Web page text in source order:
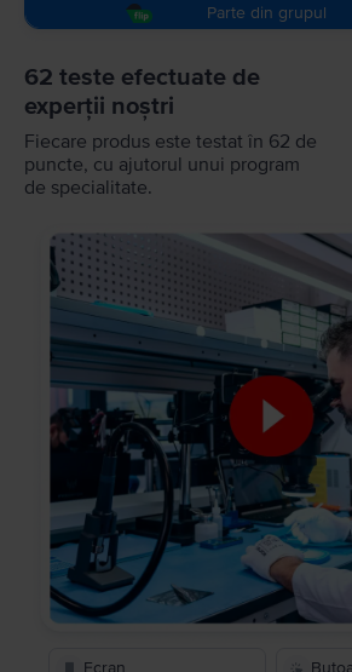
Parte din grupul
62 teste efectuate de
experții noștri
Fiecare produs este testat în 62 de
puncte, cu ajutorul unui program
de specialitate.